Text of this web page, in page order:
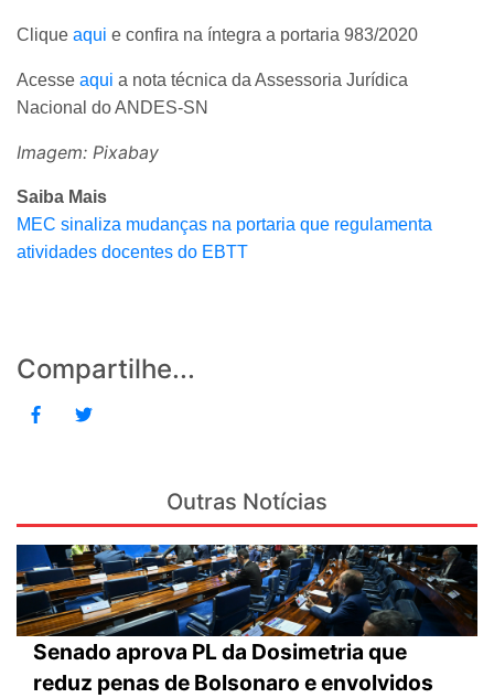
Clique aqui e confira na íntegra a portaria 983/2020
Acesse aqui a nota técnica da Assessoria Jurídica
Nacional do ANDES-SN
Imagem: Pixabay
Saiba Mais
MEC sinaliza mudanças na portaria que regulamenta
atividades docentes do EBTT
Compartilhe...
Outras Notícias
Senado aprova PL da Dosimetria que
reduz penas de Bolsonaro e envolvidos